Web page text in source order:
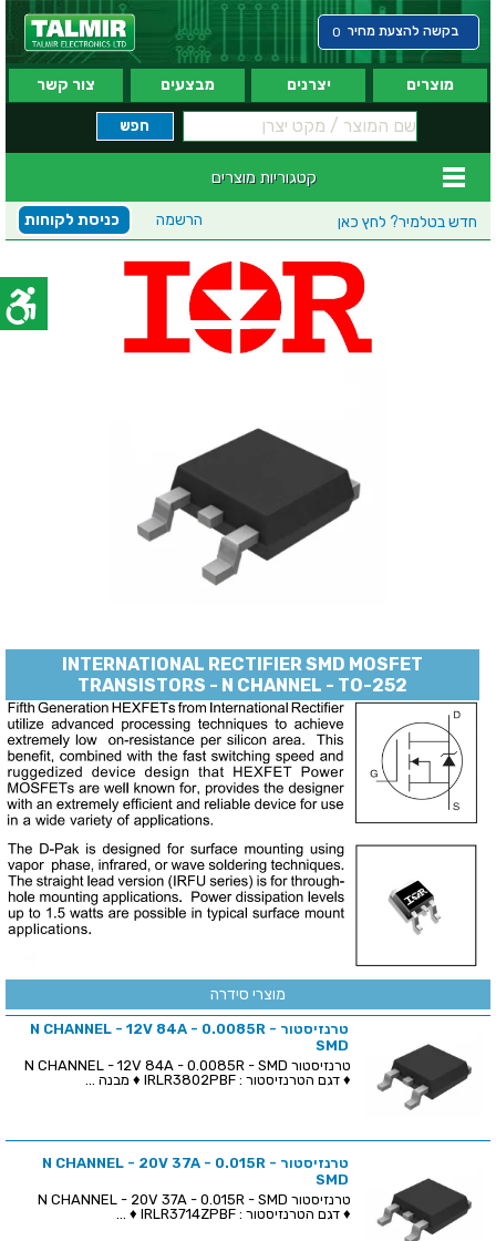
בקשה להצעת מחיר 0
מוצרים יצרנים מבצעים צור קשר
קטגוריות מוצרים
חדש בטלמיר? לחץ כאן כניסת לקוחות הרשמה
INTERNATIONAL RECTIFIER SMD MOSFET
TRANSISTORS - N CHANNEL - TO-252
מוצרי סידרה
טרנזיסטור N CHANNEL - 12V 84A - 0.0085R -
SMD
♦ דגם הטרנזיסטור : IRLR3802PBF ♦ מבנה ...
טרנזיסטור N CHANNEL - 20V 37A - 0.015R -
SMD
♦ דגם הטרנזיסטור : IRLR3714ZPBF ♦ ...